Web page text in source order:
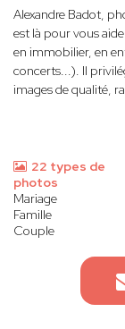
Alexandre Badot,
est là pour vous
en immobilier, en
concerts...). Il
images de qualité,
22 types de
photos
Mariage
Famille
Couple